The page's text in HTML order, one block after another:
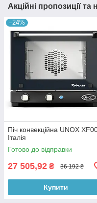
Акційні пропозиції та
–24%
Піч конвекційна UNOX
Італія
Готово до відправки
27 505,92 ₴ 36 192 ₴
Купити